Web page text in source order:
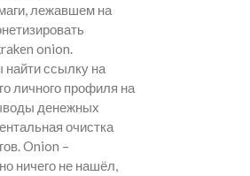
лежавшем на
onion.
ссылку на
личного профиля на
денежных
очистка
Onion –
ничего не нашёл,